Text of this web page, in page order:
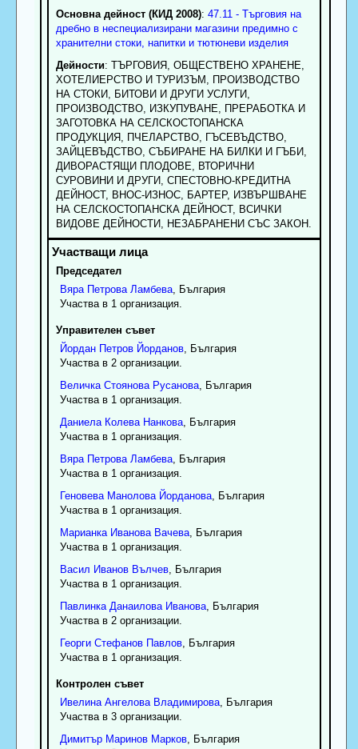
Основна дейност (КИД 2008): 47.11 - Търговия на
дребно в неспециализирани магазини предимно с
хранителни стоки, напитки и тютюневи изделия
Дейности: ТЪРГОВИЯ, ОБЩЕСТВЕНО ХРАНЕНЕ,
ХОТЕЛИЕРСТВО И ТУРИЗЪМ, ПРОИЗВОДСТВО
НА СТОКИ, БИТОВИ И ДРУГИ УСЛУГИ,
ПРОИЗВОДСТВО, ИЗКУПУВАНЕ, ПРЕРАБОТКА И
ЗАГОТОВКА НА СЕЛСКОСТОПАНСКА
ПРОДУКЦИЯ, ПЧЕЛАРСТВО, ГЪСЕВЪДСТВО,
ЗАЙЦЕВЪДСТВО, СЪБИРАНЕ НА БИЛКИ И ГЪБИ,
ДИВОРАСТЯЩИ ПЛОДОВЕ, ВТОРИЧНИ
СУРОВИНИ И ДРУГИ, СПЕСТОВНО-КРЕДИТНА
ДЕЙНОСТ, ВНОС-ИЗНОС, БАРТЕР, ИЗВЪРШВАНЕ
НА СЕЛСКОСТОПАНСКА ДЕЙНОСТ, ВСИЧКИ
ВИДОВЕ ДЕЙНОСТИ, НЕЗАБРАНЕНИ СЪС ЗАКОН.
Председател
Вяра Петрова Ламбева, България
Участва в 1 организация.
Управителен съвет
Йордан Петров Йорданов, България
Участва в 2 организации.
Величка Стоянова Русанова, България
Участва в 1 организация.
Даниела Колева Нанкова, България
Участва в 1 организация.
Вяра Петрова Ламбева, България
Участва в 1 организация.
Геновева Манолова Йорданова, България
Участва в 1 организация.
Марианка Иванова Вачева, България
Участва в 1 организация.
Васил Иванов Вълчев, България
Участва в 1 организация.
Павлинка Данаилова Иванова, България
Участва в 2 организации.
Георги Стефанов Павлов, България
Участва в 1 организация.
Контролен съвет
Ивелина Ангелова Владимирова, България
Участва в 3 организации.
Димитър Маринов Марков, България